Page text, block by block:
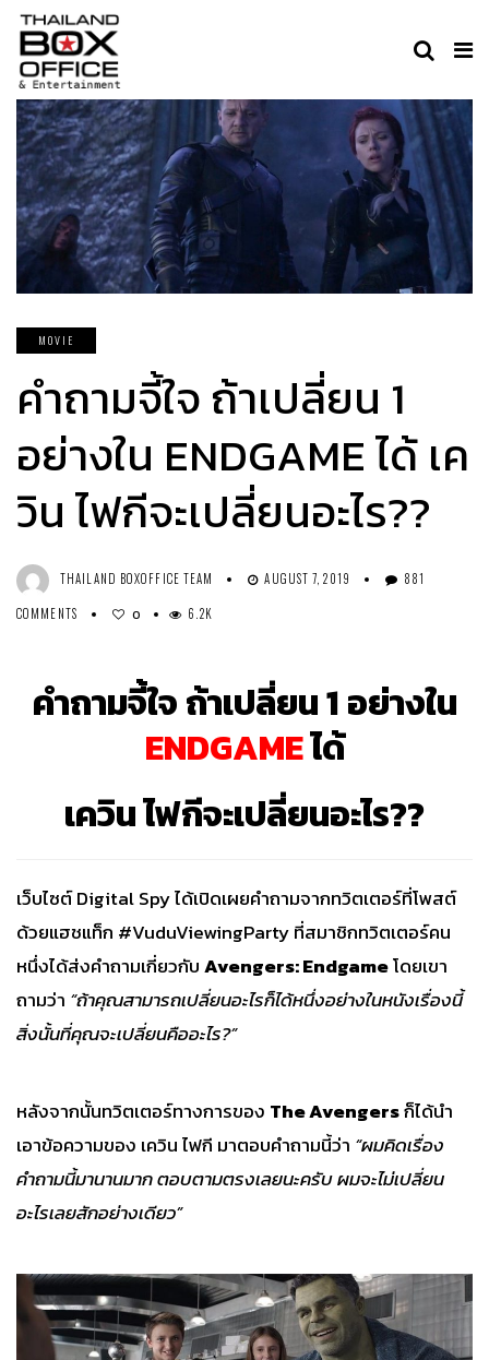
MOVIE
คำถามจี้ใจ ถ้าเปลี่ยน 1
อย่างใน ENDGAME ได้ เค
วิน ไฟกีจะเปลี่ยนอะไร??
THAILAND BOXOFFICE TEAM AUGUST 7, 2019
881
COMMENTS
0 6.2K
คำถามจี้ใจ ถ้าเปลี่ยน 1 อย่างใน
ENDGAMEได้
เควิน ไฟกีจะเปลี่ยนอะไร??
เว็บไซต์Digital Spyได้เปิดเผยคำถามจากทวิตเตอร์ที่โพสต์
ด้วยแฮชแท็ก #VuduViewingParty ที่สมาชิกทวิตเตอร์คน
หนึ่งได้ส่งคำถามเกี่ยวกับAvengers: Endgameโดยเขา
ถามว่า “ถ้าคุณสามารถเปลี่ยนอะไรก็ได้หนึ่งอย่างในหนังเรื่องนี้
สิ่งนั้นที่คุณจะเปลี่ยนคืออะไร?”
หลังจากนั้นทวิตเตอร์ทางการของ The Avengersก็ได้นำ
เอาข้อความของ เควิน ไฟกี มาตอบคำถามนี้ว่า “ผมคิดเรื่อง
คำถามนี้มานานมาก ตอบตามตรงเลยนะครับ ผมจะไม่เปลี่ยน
อะไรเลยสักอย่างเดียว”